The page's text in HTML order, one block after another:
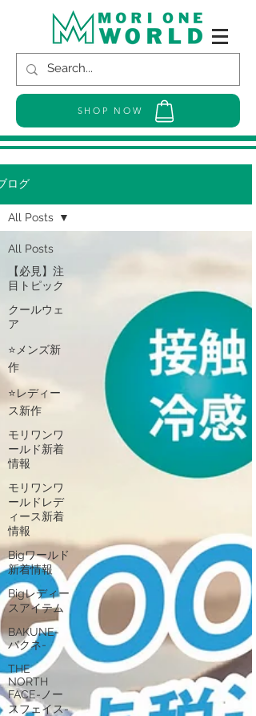
SHOP NOW
ログ
All Posts
【必見】注
目トピック
クールウェ
ア
⭐メンズ新
作
⭐レディー
ス新作
モリワンワ
ールド新着
情報
モリワンワ
ールドレデ
ィース新着
情報
Bigワールド
新着情報
Bigレディー
スアイテム
BAKUNE-
バクネ-
THE
NORTH
FACE-ノー
スフェイス-
All Posts